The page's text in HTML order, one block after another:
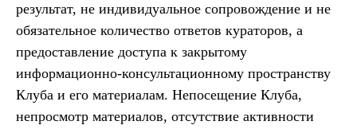
результат, не индивидуальное сопровождение и не
обязательное количество ответов кураторов, а
предоставление доступа к закрытому
информационно-консультационному пространству
Клуба и его материалам. Непосещение Клуба,
непросмотр материалов, отсутствие активности